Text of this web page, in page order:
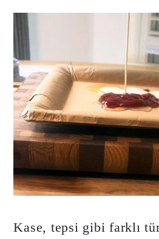
Kase, tepsi gibi farklı